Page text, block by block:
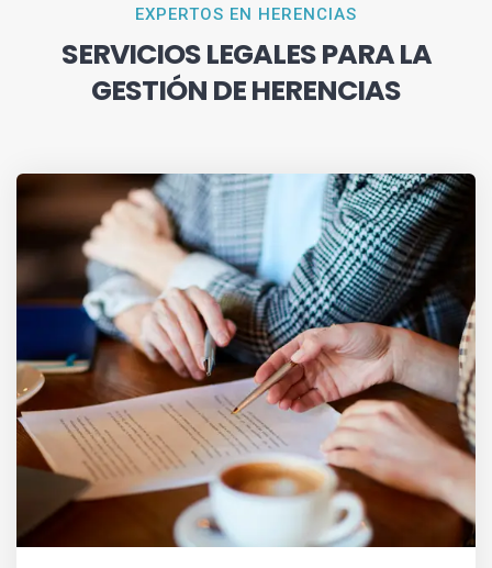
EXPERTOS EN HERENCIAS
SERVICIOS LEGALES PARA LA
GESTIÓN DE HERENCIAS